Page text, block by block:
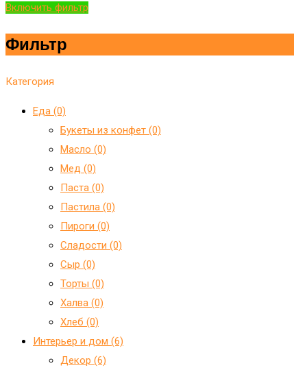
Включить фильтр
Фильтр
Категория
Еда (0)
Букеты из конфет (0)
Масло (0)
Мед (0)
Паста (0)
Пастила (0)
Пироги (0)
Сладости (0)
Сыр (0)
Торты (0)
Халва (0)
Хлеб (0)
Интерьер и дом (6)
Декор (6)